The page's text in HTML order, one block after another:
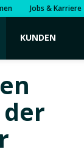
Jobs & Karriere
KUNDEN